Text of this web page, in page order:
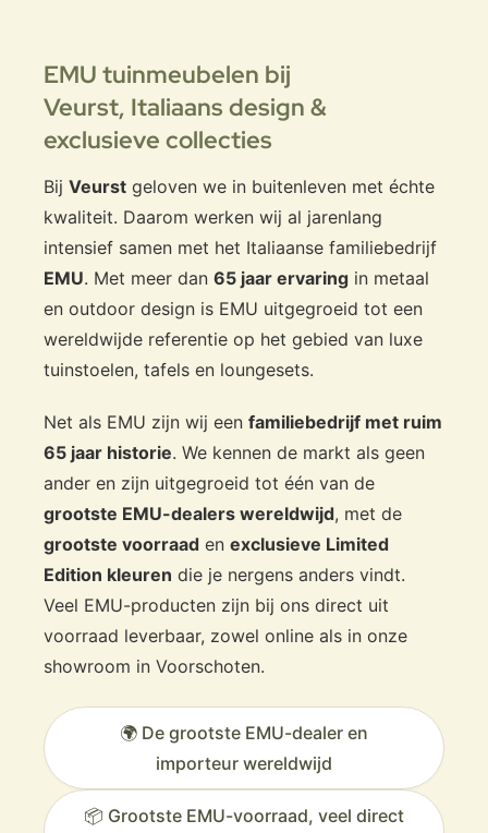
EMU tuinmeubelen bij
Veurst, Italiaans design &
exclusieve collecties
Bij Veurst geloven we in buitenleven met échte
kwaliteit. Daarom werken wij al jarenlang
intensief samen met het Italiaanse familiebedrijf
EMU. Met meer dan 65 jaar ervaring in metaal
en outdoor design is EMU uitgegroeid tot een
wereldwijde referentie op het gebied van luxe
tuinstoelen, tafels en loungesets.
Net als EMU zijn wij een familiebedrijf met ruim
65 jaar historie. We kennen de markt als geen
ander en zijn uitgegroeid tot één van de
grootste EMU-dealers wereldwijd, met de
grootste voorraad en exclusieve Limited
Edition kleuren die je nergens anders vindt.
Veel EMU-producten zijn bij ons direct uit
voorraad leverbaar, zowel online als in onze
showroom in Voorschoten.
🌍 De grootste EMU-dealer en
importeur wereldwijd
📦 Grootste EMU-voorraad, veel direct